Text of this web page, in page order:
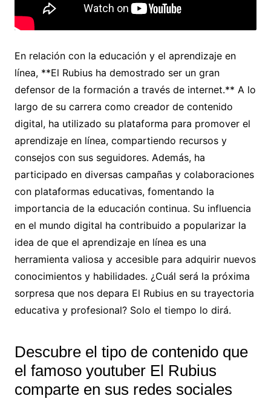
En relación con la educación y el aprendizaje en
línea, **El Rubius ha demostrado ser un gran
defensor de la formación a través de internet.** A lo
largo de su carrera como creador de contenido
digital, ha utilizado su plataforma para promover el
aprendizaje en línea, compartiendo recursos y
consejos con sus seguidores. Además, ha
participado en diversas campañas y colaboraciones
con plataformas educativas, fomentando la
importancia de la educación continua. Su influencia
en el mundo digital ha contribuido a popularizar la
idea de que el aprendizaje en línea es una
herramienta valiosa y accesible para adquirir nuevos
conocimientos y habilidades. ¿Cuál será la próxima
sorpresa que nos depara El Rubius en su trayectoria
educativa y profesional? Solo el tiempo lo dirá.
Descubre el tipo de contenido que
el famoso youtuber El Rubius
comparte en sus redes sociales